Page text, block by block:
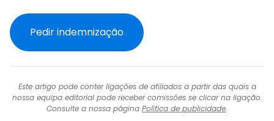
Pedir indemnização
Este artigo pode conter ligações de afiliados a partir das quais a
nossa equipa editorial pode receber comissões se clicar na ligação.
Consulte a nossa página Política de publicidade.